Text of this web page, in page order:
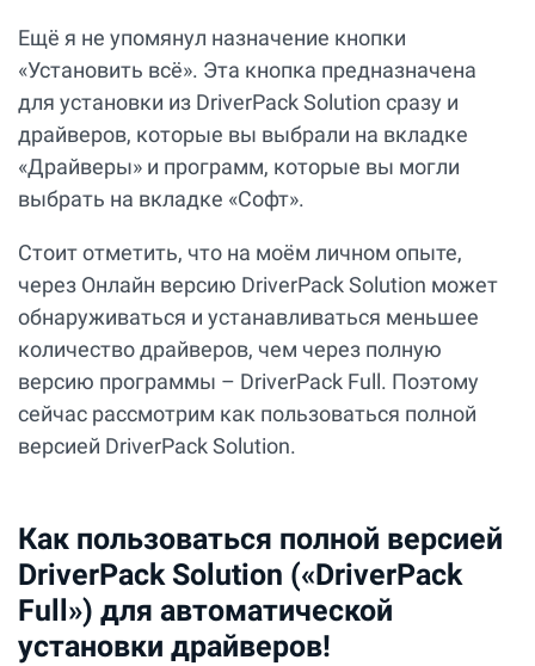
Ещё я не упомянул назначение кнопки
«Установить всё». Эта кнопка предназначена
для установки из DriverPack Solution сразу и
драйверов, которые вы выбрали на вкладке
«Драйверы» и программ, которые вы могли
выбрать на вкладке «Софт».
Стоит отметить, что на моём личном опыте,
через Онлайн версию DriverPack Solution может
обнаруживаться и устанавливаться меньшее
количество драйверов, чем через полную
версию программы – DriverPack Full. Поэтому
сейчас рассмотрим как пользоваться полной
версией DriverPack Solution.
Как пользоваться полной версией
DriverPack Solution («DriverPack
Full») для автоматической
установки драйверов!